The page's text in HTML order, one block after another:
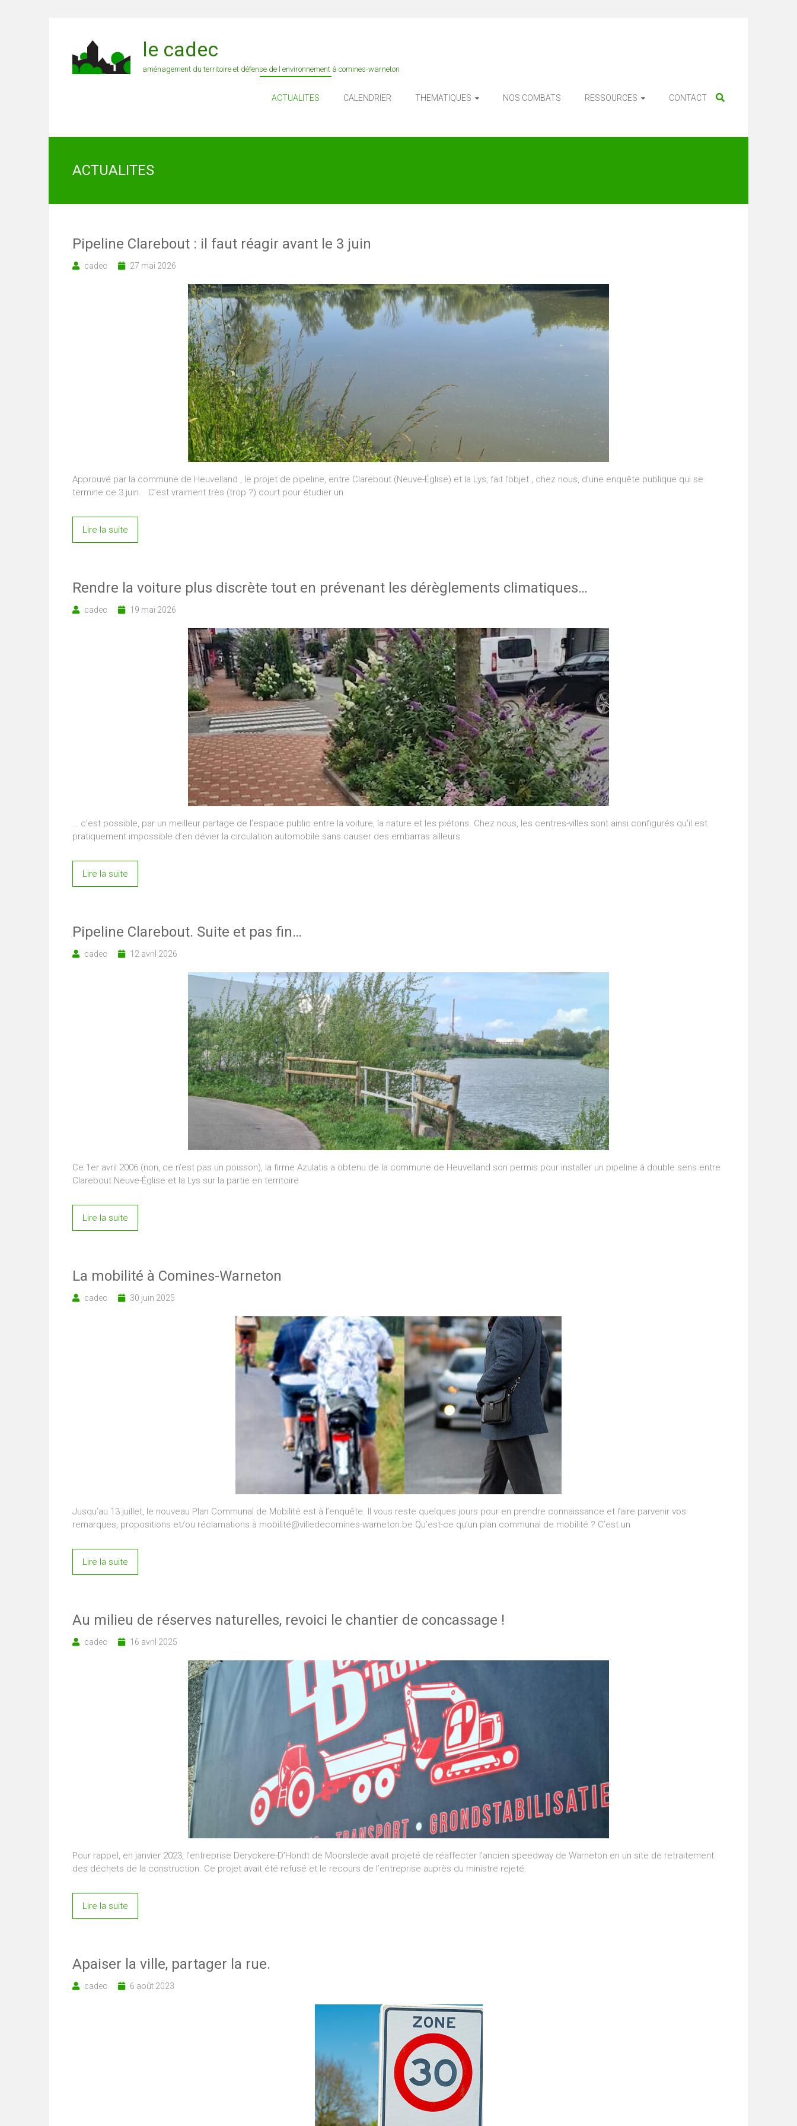
le cadec
aménagement du territoire et défense de l environnement à comines-warneton
ACTUALITES CALENDRIER THEMATIQUES NOS COMBATS RESSOURCES CONTACT
ACTUALITES
Pipeline Clarebout : il faut réagir avant le 3 juin
cadec 27 mai 2026
Approuvé par la commune de Heuvelland , le projet de pipeline, entre Clarebout (Neuve-Église) et la Lys, fait l’objet , chez nous, d’une enquête publique qui se
termine ce 3 juin. C’est vraiment très (trop ?) court pour étudier un
Lire la suite
Rendre la voiture plus discrète tout en prévenant les dérèglements climatiques…
cadec 19 mai 2026
… c’est possible, par un meilleur partage de l’espace public entre la voiture, la nature et les piétons. Chez nous, les centres-villes sont ainsi configurés qu’il est
pratiquement impossible d’en dévier la circulation automobile sans causer des embarras ailleurs.
Lire la suite
Pipeline Clarebout. Suite et pas fin…
cadec 12 avril 2026
Ce 1er avril 2006 (non, ce n’est pas un poisson), la firme Azulatis a obtenu de la commune de Heuvelland son permis pour installer un pipeline à double sens entre
Clarebout Neuve-Église et la Lys sur la partie en territoire
Lire la suite
La mobilité à Comines-Warneton
cadec 30 juin 2025
Jusqu’au 13 juillet, le nouveau Plan Communal de Mobilité est à l’enquête. Il vous reste quelques jours pour en prendre connaissance et faire parvenir vos
remarques, propositions et/ou réclamations à mobilité@villedecomines-warneton.be Qu’est-ce qu’un plan communal de mobilité ? C’est un
Lire la suite
Au milieu de réserves naturelles, revoici le chantier de concassage !
cadec 16 avril 2025
Pour rappel, en janvier 2023, l’entreprise Deryckere-D’Hondt de Moorslede avait projeté de réaffecter l’ancien speedway de Warneton en un site de retraitement
des déchets de la construction. Ce projet avait été refusé et le recours de l’entreprise auprès du ministre rejeté.
Lire la suite
Apaiser la ville, partager la rue.
cadec 6 août 2023